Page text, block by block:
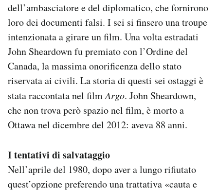
dell’ambasciatore e del diplomatico, che fornirono
loro dei documenti falsi. I sei si finsero una troupe
intenzionata a girare un film. Una volta estradati
John Sheardown fu premiato con l’Ordine del
Canada, la massima onorificenza dello stato
riservata ai civili. La storia di questi sei ostaggi è
stata raccontata nel filmArgo. John Sheardown,
che non trova però spazio nel film, è morto a
Ottawa nel dicembre del 2012: aveva 88 anni.
I tentativi di salvataggio
Nell’aprile del 1980, dopo aver a lungo rifiutato
quest’opzione preferendo una trattativa «cauta e